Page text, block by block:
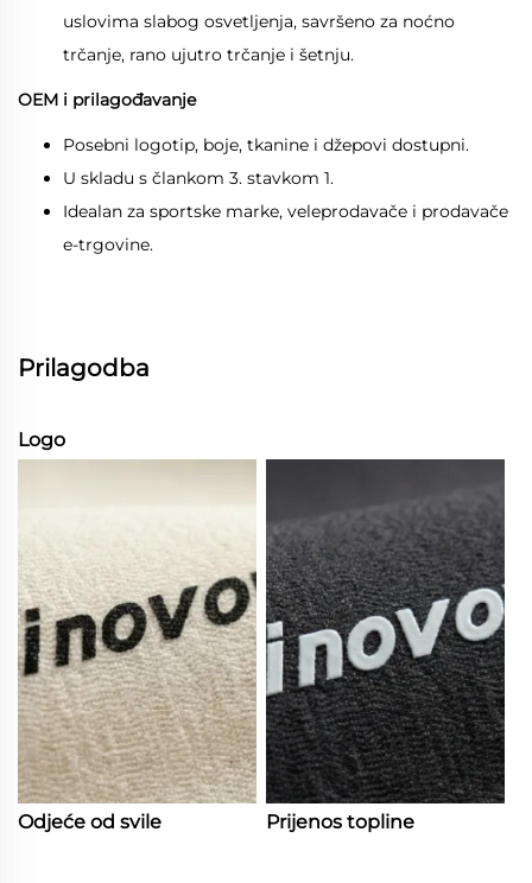
uslovima slabog osvetljenja, savršeno za noćno
trčanje, rano ujutro trčanje i šetnju.
OEM i prilagođavanje
Posebni logotip, boje, tkanine i džepovi dostupni.
U skladu s člankom 3. stavkom 1.
Idealan za sportske marke, veleprodavače i prodavače
e-trgovine.
Prilagodba
Logo
Odjeće od svile Prijenos topline